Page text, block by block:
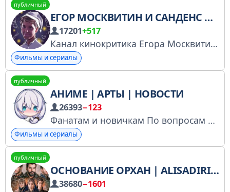
публичный
ЕГОР МОСКВИТИН И САНДЕНС КИД
17201+517
Канал кинокритика Егора Москвитина о фильмах, сериалах, фестивалях, викторинах, собаках, образцах безоглядной воли и погоне за счастьем. Связь со мной - @egorkinofun, чат канала - @onlykinofuns РКН: https://www.gosuslugi.ru/snet/67b5f7ad0bcc8f520fb17867
Фильмы и сериалы
публичный
АНИМЕ | АРТЫ | НОВОСТИ
26393−123
Фанатам и новичкам По вопросам рекламы к @Oksana_rek. Зарегистрирован в РКН: https://www.gosuslugi.ru/snet/6790d5f5ee896061c9bf172c
Фильмы и сериалы
публичный
ОСНОВАНИЕ ОРХАН | ALISADIRILIS
38680−1601